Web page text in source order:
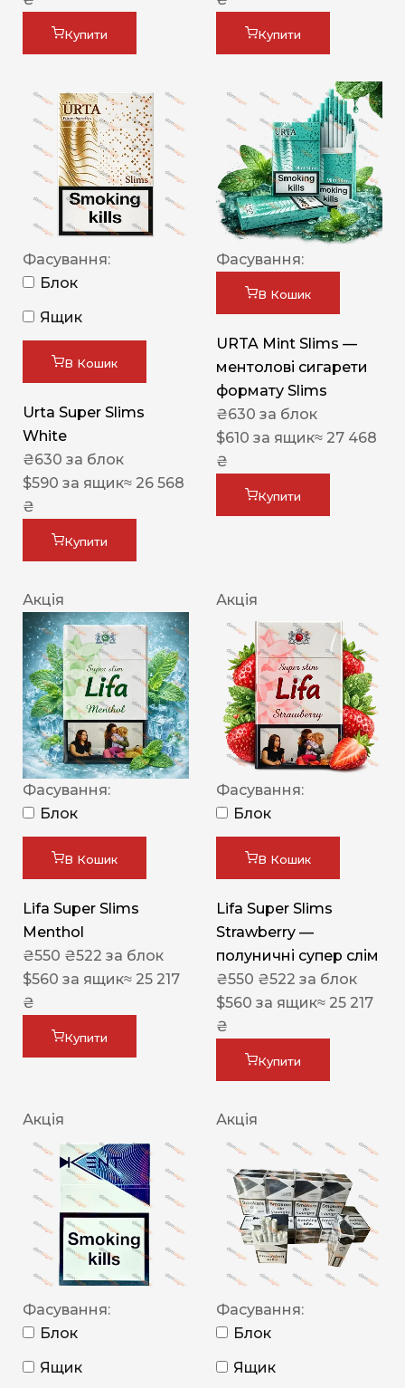
Купити Купити
Фасування:
Блок
Ящик
В Кошик
Urta Super Slims
White
₴630 за блок
$590 за ящик≈ 26 568
₴
Купити
Фасування:
В Кошик
URTA Mint Slims —
ментолові сигарети
формату Slims
₴630 за блок
$610 за ящик≈ 27 468
₴
Купити
Акція
Фасування:
Блок
В Кошик
Lifa Super Slims
Menthol
₴550 ₴522 за блок
$560 за ящик≈ 25 217
₴
Купити
Акція
Фасування:
Блок
В Кошик
Lifa Super Slims
Strawberry —
полуничні супер слім
₴550 ₴522 за блок
$560 за ящик≈ 25 217
₴
Купити
Акція
Фасування:
Блок
Ящик
Акція
Фасування:
Блок
Ящик